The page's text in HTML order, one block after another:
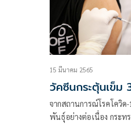
15 มีนาคม 2565
วัคซีนกระตุ้นเข็ม
จากสถานการณ์โรคโควิ
พันธุ์อย่างต่อเนื่อง กระท